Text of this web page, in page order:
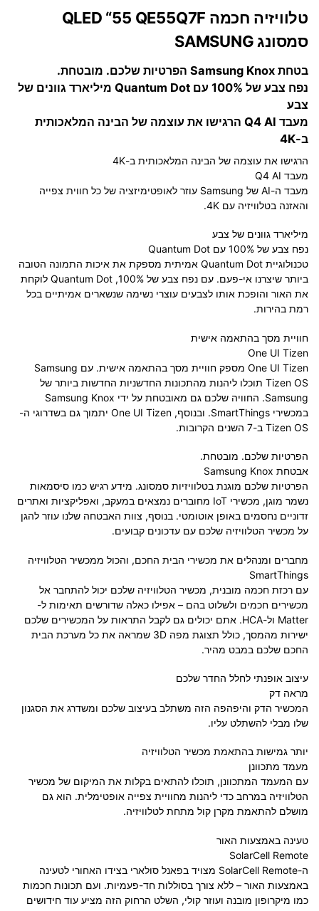
טלוויזיה חכמה QLED “55 QE55Q7F
סמסונג SAMSUNG
בטחת Samsung Knox הפרטיות שלכם. מובטחת.
נפח צבע של 100% עם Quantum Dot מיליארד גוונים של
צבע
מעבד Q4 AI הרגישו את עוצמה של הבינה המלאכותית
ב-4K
הרגישו את עוצמה של הבינה המלאכותית ב-4K
מעבד Q4 AI
מעבד ה-AI של Samsung עוזר לאופטימיזציה של כל חווית צפייה
והאזנה בטלוויזיה עם 4K.
מיליארד גוונים של צבע
נפח צבע של 100% עם Quantum Dot
טכנולוגיית Quantum Dot אמיתית מספקת את איכות התמונה הטובה
ביותר שיצרנו אי-פעם. עם נפח צבע של 100%, Quantum Dot לוקחת
את האור והופכת אותו לצבעים עוצרי נשימה שנשארים אמיתיים בכל
רמת בהירות.
חוויית מסך בהתאמה אישית
One UI Tizen
One UI Tizen מספק חוויית מסך בהתאמה אישית. עם Samsung
Tizen OS תוכלו ליהנות מהתכונות החדשניות החדשות ביותר של
Samsung. החוויה שלכם גם מאובטחת על ידי Samsung Knox
במכשירי SmartThings. ובנוסף, One UI Tizen יתמוך גם בשדרוגי ה-
Tizen OS ב-7 השנים הקרובות.
הפרטיות שלכם. מובטחת.
אבטחת Samsung Knox
הפרטיות שלכם מוגנת בטלוויזיות סמסונג. מידע רגיש כמו סיסמאות
נשמר מוגן, מכשירי IoT מחוברים נמצאים במעקב, ואפליקציות ואתרים
זדוניים נחסמים באופן אוטומטי. בנוסף, צוות האבטחה שלנו עוזר להגן
על מכשיר הטלוויזיה שלכם עם עדכונים קבועים.
מחברים ומנהלים את מכשירי הבית החכם, והכול ממכשיר הטלוויזיה
SmartThings
עם רכזת חכמה מובנית, מכשיר הטלוויזיה שלכם יכול להתחבר אל
מכשירים חכמים ולשלוט בהם – אפילו כאלה שדורשים תאימות ל-
Matter ול-HCA. אתם יכולים גם לקבל התראות על המכשירים שלכם
ישירות מהמסך, כולל תצוגת מפה 3D שמראה את כל מערכת הבית
החכם שלכם במבט מהיר.
עיצוב אופנתי לחלל החדר שלכם
מראה דק
המכשיר הדק והיפהפה הזה משתלב בעיצוב שלכם ומשדרג את הסגנון
שלו מבלי להשתלט עליו.
יותר גמישות בהתאמת מכשיר הטלוויזיה
מעמד מתכוונן
עם המעמד המתכוונן, תוכלו להתאים בקלות את המיקום של מכשיר
הטלוויזיה במרחב כדי ליהנות מחוויית צפייה אופטימלית. הוא גם
מושלם להתאמת מקרן קול מתחת לטלוויזיה.
טעינה באמצעות האור
SolarCell Remote
ה-SolarCell Remote מצויד בפאנל סולארי בצידו האחורי לטעינה
באמצעות האור – ללא צורך בסוללות חד-פעמיות. ועם תכונות חכמות
כמו מיקרופון מובנה ועוזר קולי, השלט הרחוק הזה מציע עוד חידושים